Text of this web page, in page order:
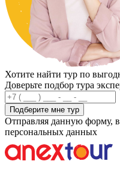
Хотите найти тур по
Доверьте подбор тура
Подберите мне тур
Отправляя данную форму,
персональных данных